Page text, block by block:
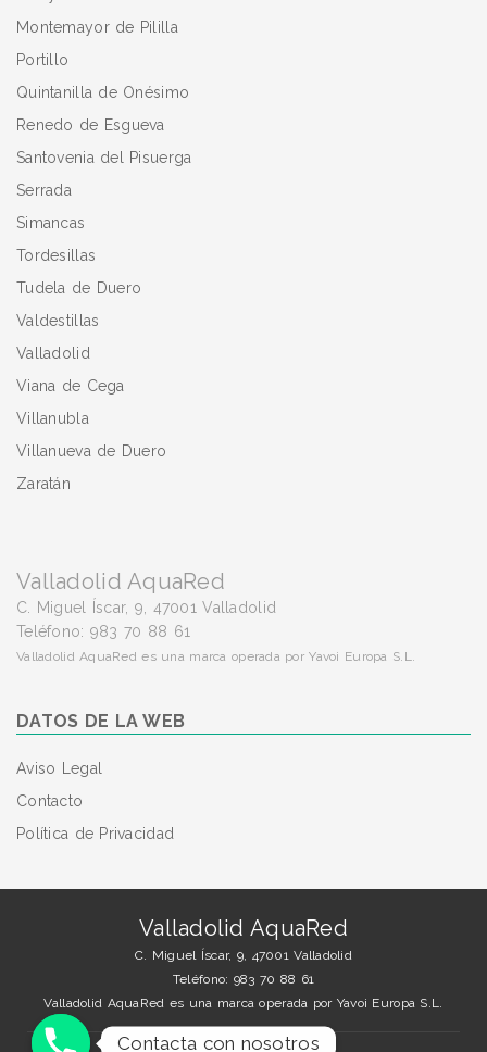
Montemayor de Pililla
Portillo
Quintanilla de Onésimo
Renedo de Esgueva
Santovenia del Pisuerga
Serrada
Simancas
Tordesillas
Tudela de Duero
Valdestillas
Valladolid
Viana de Cega
Villanubla
Villanueva de Duero
Zaratán
Valladolid AquaRed
C. Miguel Íscar, 9, 47001 Valladolid
Teléfono: 983 70 88 61
Valladolid AquaRed es una marca operada por Yavoi Europa S.L.
DATOS DE LA WEB
Aviso Legal
Contacto
Política de Privacidad
Valladolid AquaRed
C. Miguel Íscar, 9, 47001 Valladolid
Teléfono: 983 70 88 61
Valladolid AquaRed es una marca operada por Yavoi Europa S.L.
Contacta con nosotros